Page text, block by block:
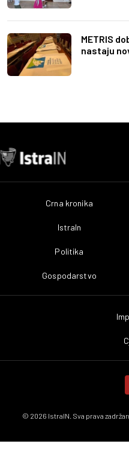
METRIS
nastaju
Crna kronika
IstraIn
Politika
Gospodarstvo
© 2026 IstraIN. Sva prava